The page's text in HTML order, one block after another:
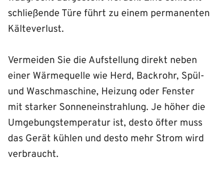
schließende Türe führt zu einem permanenten
Kälteverlust.
Vermeiden Sie die Aufstellung direkt neben
einer Wärmequelle wie Herd, Backrohr, Spül-
und Waschmaschine, Heizung oder Fenster
mit starker Sonneneinstrahlung. Je höher die
Umgebungstemperatur ist, desto öfter muss
das Gerät kühlen und desto mehr Strom wird
verbraucht.